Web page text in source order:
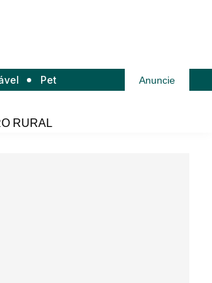
Pet Anuncie
RURAL